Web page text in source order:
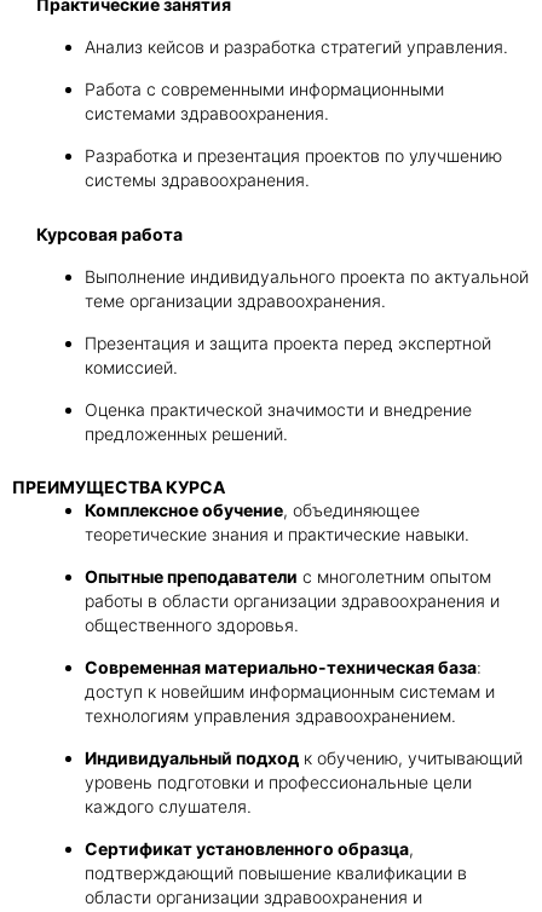
Практические занятия
Анализ кейсов и разработка стратегий управления.
Работа с современными информационными
системами здравоохранения.
Разработка и презентация проектов по улучшению
системы здравоохранения.
Курсовая работа
Выполнение индивидуального проекта по актуальной
теме организации здравоохранения.
Презентация и защита проекта перед экспертной
комиссией.
Оценка практической значимости и внедрение
предложенных решений.
ПРЕИМУЩЕСТВА КУРСА
Комплексное обучение, объединяющее
теоретические знания и практические навыки.
Опытные преподаватели с многолетним опытом
работы в области организации здравоохранения и
общественного здоровья.
Современная материально-техническая база:
доступ к новейшим информационным системам и
технологиям управления здравоохранением.
Индивидуальный подход к обучению, учитывающий
уровень подготовки и профессиональные цели
каждого слушателя.
Сертификат установленного образца,
подтверждающий повышение квалификации в
области организации здравоохранения и